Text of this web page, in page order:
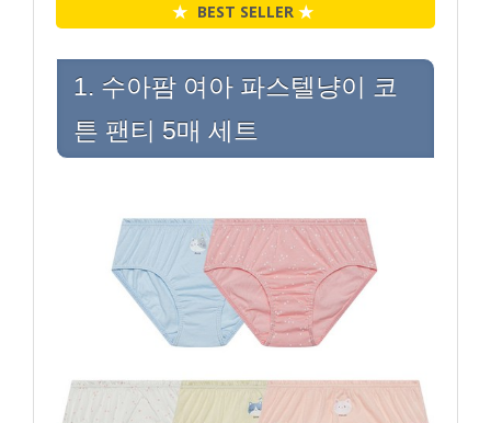
★ BEST SELLER ★
1. 수아팜 여아 파스텔냥이 코
튼 팬티 5매 세트